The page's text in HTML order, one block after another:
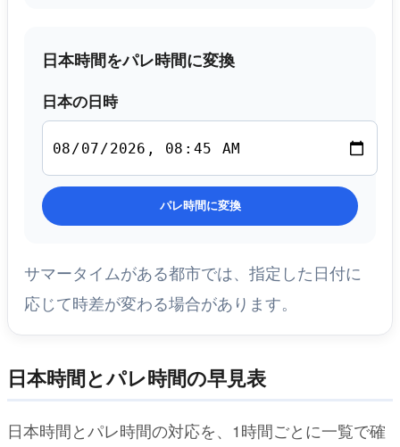
日本時間をパレ時間に変換
日本の日時
パレ時間に変換
サマータイムがある都市では、指定した日付に
応じて時差が変わる場合があります。
日本時間とパレ時間の早見表
日本時間とパレ時間の対応を、1時間ごとに一覧で確